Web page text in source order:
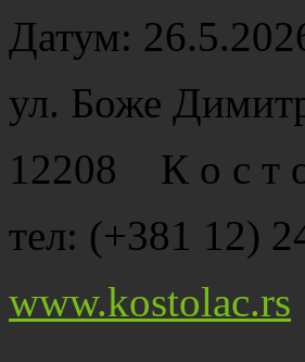
Датум:
ул. Боже
12208 К о с т
тел: (+381 12)
www.kostolac.rs